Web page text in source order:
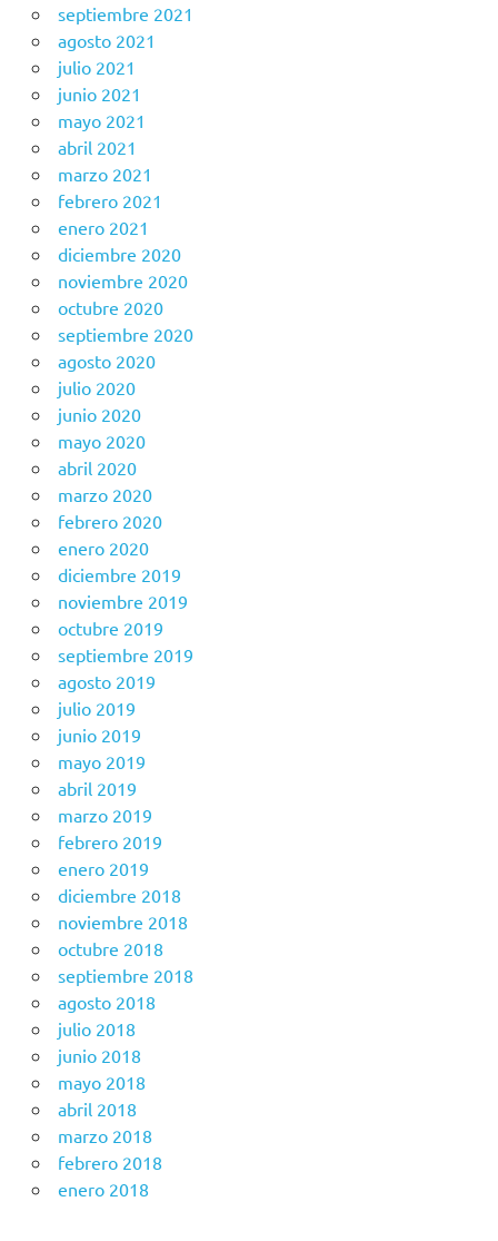
septiembre 2021
agosto 2021
julio 2021
junio 2021
mayo 2021
abril 2021
marzo 2021
febrero 2021
enero 2021
diciembre 2020
noviembre 2020
octubre 2020
septiembre 2020
agosto 2020
julio 2020
junio 2020
mayo 2020
abril 2020
marzo 2020
febrero 2020
enero 2020
diciembre 2019
noviembre 2019
octubre 2019
septiembre 2019
agosto 2019
julio 2019
junio 2019
mayo 2019
abril 2019
marzo 2019
febrero 2019
enero 2019
diciembre 2018
noviembre 2018
octubre 2018
septiembre 2018
agosto 2018
julio 2018
junio 2018
mayo 2018
abril 2018
marzo 2018
febrero 2018
enero 2018